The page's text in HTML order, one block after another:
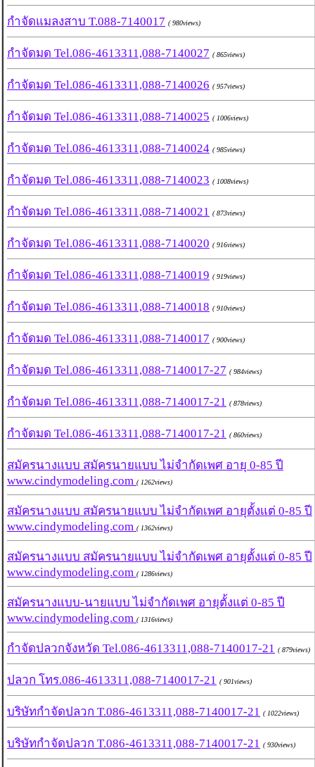
กำจัดแมลงสาบ T.088-7140017 ( 980views)
กำจัดมด Tel.086-4613311,088-7140027 ( 865views)
กำจัดมด Tel.086-4613311,088-7140026 ( 957views)
กำจัดมด Tel.086-4613311,088-7140025 ( 1006views)
กำจัดมด Tel.086-4613311,088-7140024 ( 985views)
กำจัดมด Tel.086-4613311,088-7140023 ( 1008views)
กำจัดมด Tel.086-4613311,088-7140021 ( 873views)
กำจัดมด Tel.086-4613311,088-7140020 ( 916views)
กำจัดมด Tel.086-4613311,088-7140019 ( 919views)
กำจัดมด Tel.086-4613311,088-7140018 ( 910views)
กำจัดมด Tel.086-4613311,088-7140017 ( 900views)
กำจัดมด Tel.086-4613311,088-7140017-27 ( 984views)
กำจัดมด Tel.086-4613311,088-7140017-21 ( 878views)
กำจัดมด Tel.086-4613311,088-7140017-21 ( 860views)
สมัครนางแบบ สมัครนายแบบ ไม่จำกัดเพศ อายุ 0-85 ปี
www.cindymodeling.com ( 1262views)
สมัครนางแบบ สมัครนายแบบ ไม่จำกัดเพศ อายุตั้งแต่ 0-85 ปี
www.cindymodeling.com ( 1362views)
สมัครนางแบบ สมัครนายแบบ ไม่จำกัดเพศ อายุตั้งแต่ 0-85 ปี
www.cindymodeling.com ( 1286views)
สมัครนางแบบ-นายแบบ ไม่จำกัดเพศ อายุตั้งแต่ 0-85 ปี
www.cindymodeling.com ( 1316views)
กำจัดปลวกจังหวัด Tel.086-4613311,088-7140017-21 ( 879views)
ปลวก โทร.086-4613311,088-7140017-21 ( 901views)
บริษัทกำจัดปลวก T.086-4613311,088-7140017-21 ( 1022views)
บริษัทกำจัดปลวก T.086-4613311,088-7140017-21 ( 930views)